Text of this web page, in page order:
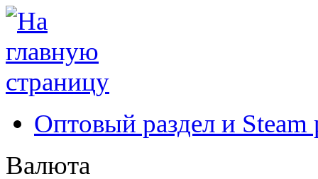
Оптовый раздел и Steam
Валюта